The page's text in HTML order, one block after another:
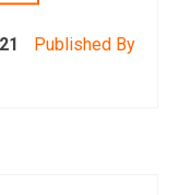
Published By